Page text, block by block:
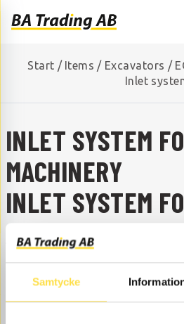
Samtycke
Start / Items / Excavators /
Inlet
INLET SYSTEM
MACHINERY
INLET SYSTEM
ARE YOU MISSING A SPARE
+46 (0) 152-32500